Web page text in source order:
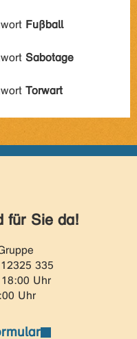
Fußball
Sabotage
Torwart